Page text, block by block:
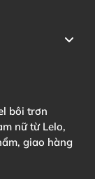
bôi trơn
nữ từ Lelo,
giao hàng